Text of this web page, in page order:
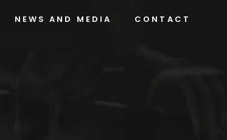
NEWS AND MEDIA CONTACT